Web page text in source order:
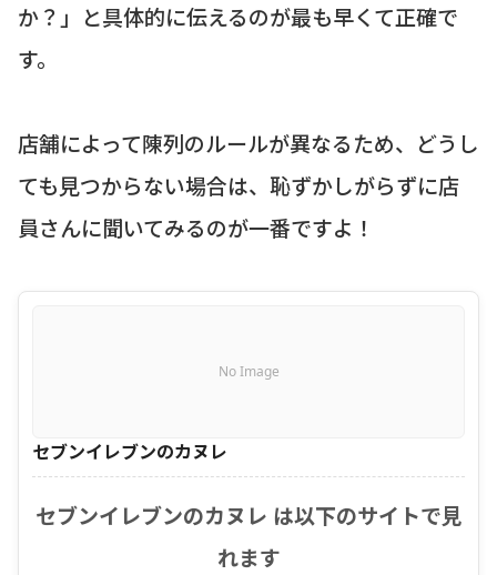
か？」と具体的に伝えるのが最も早くて正確で
す。
店舗によって陳列のルールが異なるため、どうし
ても見つからない場合は、恥ずかしがらずに店
員さんに聞いてみるのが一番ですよ！
No Image
セブンイレブンのカヌレ
セブンイレブンのカヌレ は以下のサイトで見
れます